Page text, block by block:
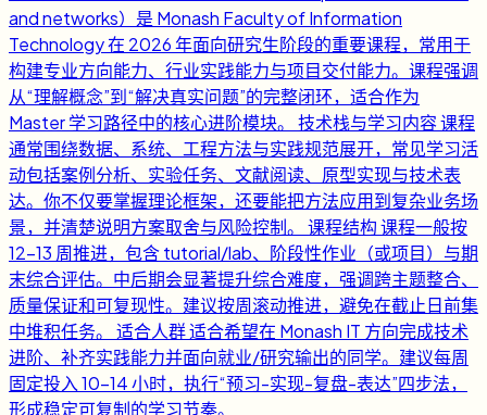
and networks）是 Monash Faculty of Information
Technology 在 2026 年面向研究生阶段的重要课程，常用于
构建专业方向能力、行业实践能力与项目交付能力。课程强调
从“理解概念”到“解决真实问题”的完整闭环，适合作为
Master 学习路径中的核心进阶模块。 技术栈与学习内容 课程
通常围绕数据、系统、工程方法与实践规范展开，常见学习活
动包括案例分析、实验任务、文献阅读、原型实现与技术表
达。你不仅要掌握理论框架，还要能把方法应用到复杂业务场
景，并清楚说明方案取舍与风险控制。 课程结构 课程一般按
12-13 周推进，包含 tutorial/lab、阶段性作业（或项目）与期
末综合评估。中后期会显著提升综合难度，强调跨主题整合、
质量保证和可复现性。建议按周滚动推进，避免在截止日前集
中堆积任务。 适合人群 适合希望在 Monash IT 方向完成技术
进阶、补齐实践能力并面向就业/研究输出的同学。建议每周
固定投入 10-14 小时，执行“预习-实现-复盘-表达”四步法，
形成稳定可复制的学习节奏。